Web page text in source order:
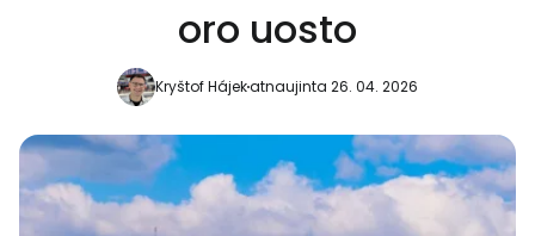
oro uosto
Kryštof Hájekatnaujinta 26. 04. 2026
Tęsti su Facebook